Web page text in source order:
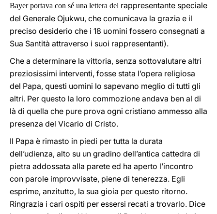
Bayer portava con sé una lettera del rappresentante speciale
del Generale Ojukwu, che comunicava la grazia e il
preciso desiderio che i 18 uomini fossero consegnati a
Sua Santità attraverso i suoi rappresentanti).
Che a determinare la vittoria, senza sottovalutare altri
preziosissimi interventi, fosse stata l’opera religiosa
del Papa, questi uomini lo sapevano meglio di tutti gli
altri. Per questo la loro commozione andava ben al di
là di quella che pure prova ogni cristiano ammesso alla
presenza del Vicario di Cristo.
Il Papa è rimasto in piedi per tutta la durata
dell’udienza, alto su un gradino dell’antica cattedra di
pietra addossata alla parete ed ha aperto l’incontro
con parole improvvisate, piene di tenerezza. Egli
esprime, anzitutto, la sua gioia per questo ritorno.
Ringrazia i cari ospiti per essersi recati a trovarlo. Dice